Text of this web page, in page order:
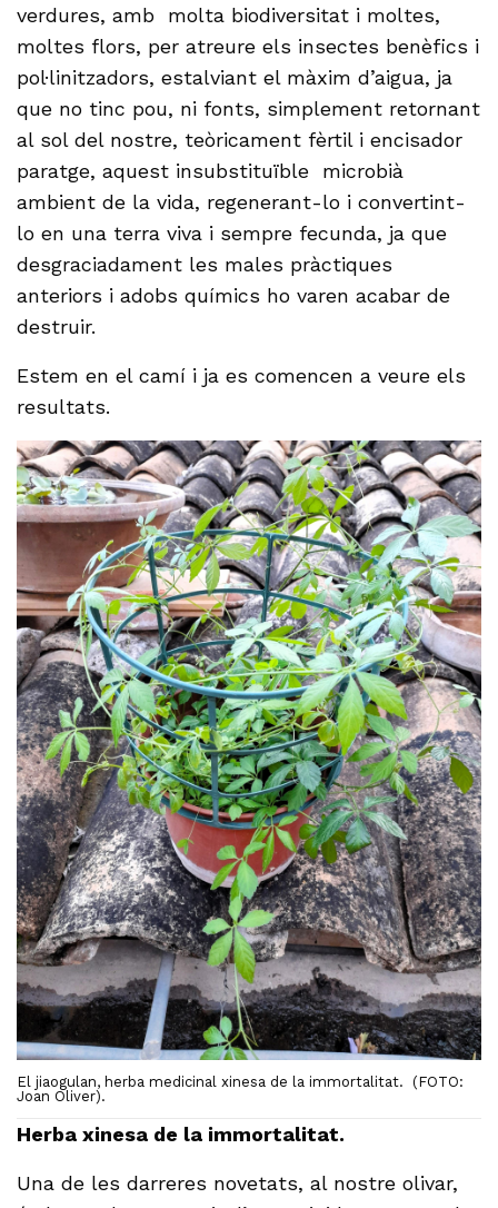
verdures, amb molta biodiversitat i moltes,
moltes flors, per atreure els insectes benèfics i
pol·linitzadors, estalviant el màxim d’aigua, ja
que no tinc pou, ni fonts, simplement retornant
al sol del nostre, teòricament fèrtil i encisador
paratge, aquest insubstituïble microbià
ambient de la vida, regenerant-lo i convertint-
lo en una terra viva i sempre fecunda, ja que
desgraciadament les males pràctiques
anteriors i adobs químics ho varen acabar de
destruir.
Estem en el camí i ja es comencen a veure els
resultats.
El jiaogulan, herba medicinal xinesa de la immortalitat. (FOTO:
Joan Oliver).
Herba xinesa de la immortalitat.
Una de les darreres novetats, al nostre olivar,